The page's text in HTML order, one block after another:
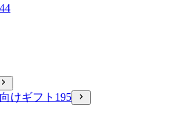
44
けギフト 195